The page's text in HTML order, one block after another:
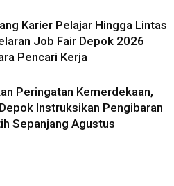
Karier Pelajar Hingga Lintas
Job Fair Depok 2026
Pencari Kerja
Peringatan Kemerdekaan,
Instruksikan Pengibaran
Sepanjang Agustus